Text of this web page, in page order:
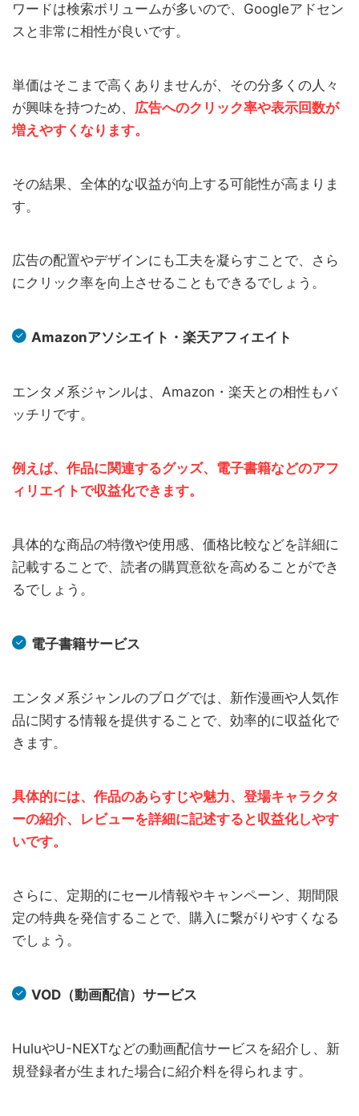
ワードは検索ボリュームが多いので、Googleアドセン
スと非常に相性が良いです。
単価はそこまで高くありませんが、その分多くの人々
が興味を持つため、 広告へのクリック率や表示回数が
増えやすくなります。
その結果、全体的な収益が向上する可能性が高まりま
す。
広告の配置やデザインにも工夫を凝らすことで、さら
にクリック率を向上させることもできるでしょう。
Amazonアソシエイト・楽天アフィエイト
エンタメ系ジャンルは、Amazon・楽天との相性もバ
ッチリです。
例えば、作品に関連するグッズ、電子書籍などのアフ
ィリエイトで収益化できます。
具体的な商品の特徴や使用感、価格比較などを詳細に
記載することで、読者の購買意欲を高めることができ
るでしょう。
電子書籍サービス
エンタメ系ジャンルのブログでは、新作漫画や人気作
品に関する情報を提供することで、効率的に収益化で
きます。
具体的には、作品のあらすじや魅力、登場キャラクタ
ーの紹介、レビューを詳細に記述すると収益化しやす
いです。
さらに、定期的にセール情報やキャンペーン、期間限
定の特典を発信することで、購入に繋がりやすくなる
でしょう。
VOD（動画配信）サービス
HuluやU-NEXTなどの動画配信サービスを紹介し、新
規登録者が生まれた場合に紹介料を得られます。